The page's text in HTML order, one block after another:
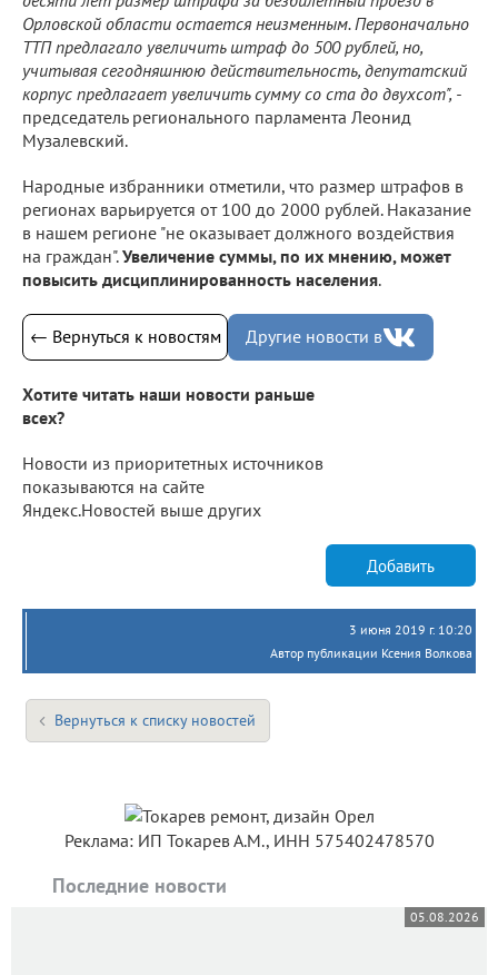
Орловской области остается неизменным. Первоначально
ТТП предлагало увеличить штраф до 500 рублей, но,
учитывая сегодняшнюю действительность, депутатский
корпус предлагает увеличить сумму со ста до двухсот", -
председатель регионального парламента Леонид
Музалевский.
Народные избранники отметили, что размер штрафов в
регионах варьируется от 100 до 2000 рублей. Наказание
в нашем регионе "не оказывает должного воздействия
на граждан".Увеличение суммы, по их мнению, может
повысить дисциплинированность населения.
← Вернуться к новостям Другие новости в
Хотите читать наши новости раньше
всех?
Новости из приоритетных источников
показываются на сайте
Яндекс.Новостей выше других
Добавить
3 июня 2019 г. 10:20
Автор публикации Ксения Волкова
Вернуться к списку новостей
Реклама: ИП Токарев А.М., ИНН 575402478570
Последние новости
05.08.2026